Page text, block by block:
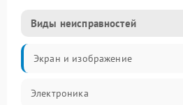
Виды неисправностей
Экран и изображение
Электроника